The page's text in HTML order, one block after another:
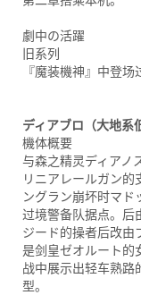
劇中の活躍
旧系列
『魔装機神』中登场
ディアブロ（大地系
機体概要
与森之精灵ディアノ
リニアレールガン
ングラン崩坏时マ
过境警备队据点。后
ジード的操者后改由
是剑皇ゼオルート的
战中展示出轻车熟路
型。